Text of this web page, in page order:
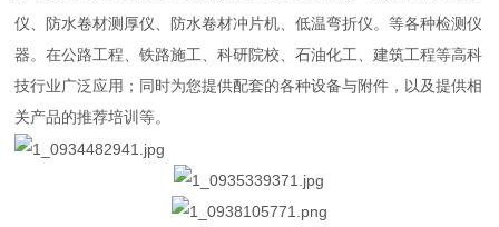
仪、防水卷材测厚仪、防水卷材冲片机、低温弯折仪。等各种检测仪
器。在公路工程、铁路施工、科研院校、石油化工、建筑工程等高科
技行业广泛应用；同时为您提供配套的各种设备与附件，以及提供相
关产品的推荐培训等。